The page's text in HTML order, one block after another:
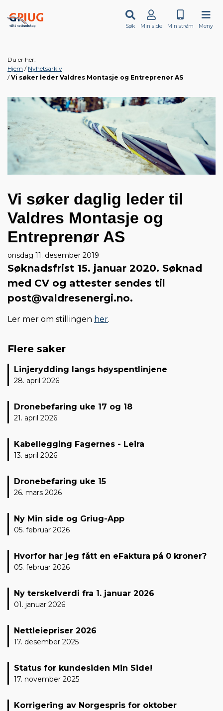
Søk Min side Min strøm Meny
Du er her:
Hjem
Nyhetsarkiv
Vi søker leder Valdres Montasje og Entreprenør AS
Vi søker daglig leder til
Valdres Montasje og
Entreprenør AS
onsdag 11. desember 2019
Søknadsfrist 15. januar 2020. Søknad
med CV og attester sendes til
post@valdresenergi.no.
Ler mer om stillingen her.
Flere saker
Linjerydding langs høyspentlinjene
28. april 2026
Dronebefaring uke 17 og 18
21. april 2026
Kabellegging Fagernes - Leira
13. april 2026
Dronebefaring uke 15
26. mars 2026
Ny Min side og Griug-App
05. februar 2026
Hvorfor har jeg fått en eFaktura på 0 kroner?
05. februar 2026
Ny terskelverdi fra 1. januar 2026
01. januar 2026
Nettleiepriser 2026
17. desember 2025
Status for kundesiden Min Side!
17. november 2025
Korrigering av Norgespris for oktober